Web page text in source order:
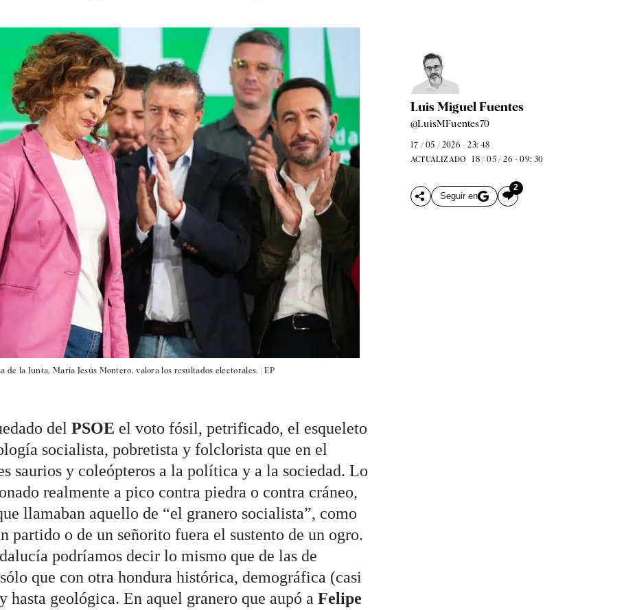
de la Junta, María Jesús Montero, valora los resultados electorales. |EP
Luis Miguel Fuentes
@LuisMFuentes70
17 / 05 / 2026 - 23: 48
ACTUALIZADO 18 / 05 / 26 - 09: 30
Seguir en
2
delPSOE el voto fósil, petrificado, el esqueleto
socialista, pobretista y folclorista que en el
saurios y coleópteros a la política y a la sociedad. Lo
realmente a pico contra piedra o contra cráneo,
llamaban aquello de “el granero socialista”, como
partido o de un señorito fuera el sustento de un ogro.
podríamos decir lo mismo que de las de
que con otra hondura histórica, demográfica (casi
hasta geológica. En aquel granero que aupó aFelipe